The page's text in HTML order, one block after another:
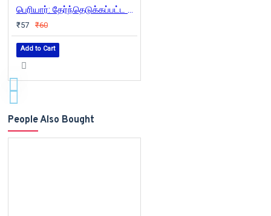
பெரியார்: தேர்ந்தெடுக்கப்பட்ட சிந்தனைகள்
₹57 ₹60
Add to Cart
People Also Bought